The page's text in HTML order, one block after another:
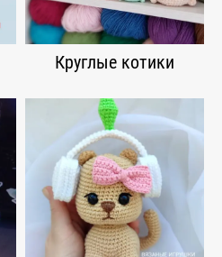
Круглые котики